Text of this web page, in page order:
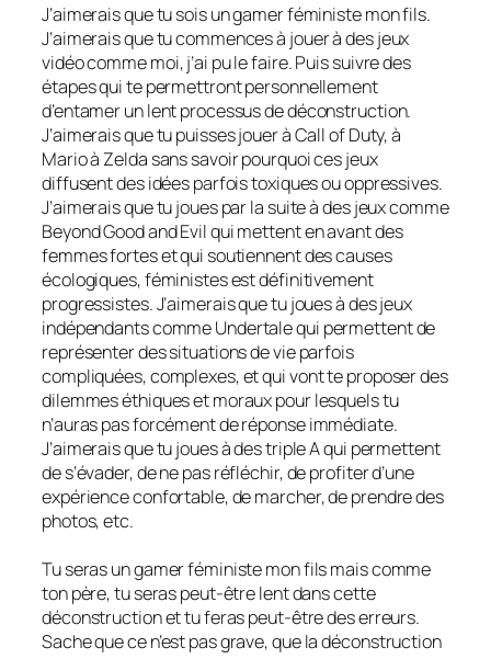
J’aimerais que tu sois un gamer féministe mon fils.
J’aimerais que tu commences à jouer à des jeux
vidéo comme moi, j’ai pu le faire. Puis suivre des
étapes qui te permettront personnellement
d’entamer un lent processus de déconstruction.
J’aimerais que tu puisses jouer à Call of Duty, à
Mario à Zelda sans savoir pourquoi ces jeux
diffusent des idées parfois toxiques ou oppressives.
J’aimerais que tu joues par la suite à des jeux comme
Beyond Good and Evil qui mettent en avant des
femmes fortes et qui soutiennent des causes
écologiques, féministes est définitivement
progressistes. J’aimerais que tu joues à des jeux
indépendants comme Undertale qui permettent de
représenter des situations de vie parfois
compliquées, complexes, et qui vont te proposer des
dilemmes éthiques et moraux pour lesquels tu
n’auras pas forcément de réponse immédiate.
J’aimerais que tu joues à des triple A qui permettent
de s’évader, de ne pas réfléchir, de profiter d’une
expérience confortable, de marcher, de prendre des
photos, etc.
Tu seras un gamer féministe mon fils mais comme
ton père, tu seras peut-être lent dans cette
déconstruction et tu feras peut-être des erreurs.
Sache que ce n’est pas grave, que la déconstruction